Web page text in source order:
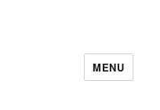
MENU